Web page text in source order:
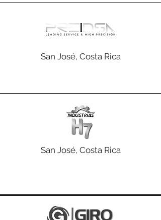
San José, Costa Rica
San José, Costa Rica